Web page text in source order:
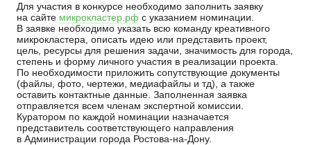
Для участия в конкурсе необходимо заполнить заявку
на сайте микрокластер.рф с указанием номинации.
В заявке необходимо указать всю команду креативного
микрокластера, описать идею или представить проект,
цель, ресурсы для решения задачи, значимость для города,
степень и форму личного участия в реализации проекта.
По необходимости приложить сопутствующие документы
(файлы, фото, чертежи, медиафайлы и тд), а также
оставить контактные данные. Заполненная заявка
отправляется всем членам экспертной комиссии.
Куратором по каждой номинации назначается
представитель соответствующего направления
в Администрации города Ростова-на-Дону.